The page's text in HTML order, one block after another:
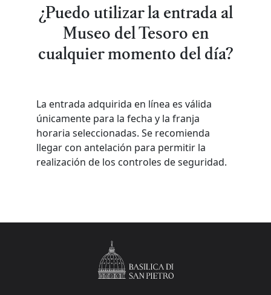
¿Puedo utilizar la entrada al
Museo del Tesoro en
cualquier momento del día?
La entrada adquirida en línea es válida
únicamente para la fecha y la franja
horaria seleccionadas. Se recomienda
llegar con antelación para permitir la
realización de los controles de seguridad.